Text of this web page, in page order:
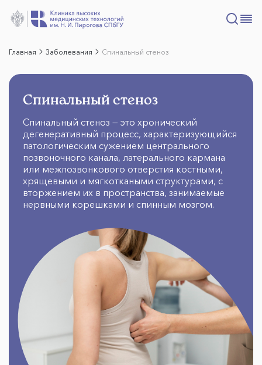
Главная Заболевания Спинальный стеноз
Спинальный стеноз
Спинальный стеноз — это хронический
дегенеративный процесс, характеризующийся
патологическим сужением центрального
позвоночного канала, латерального кармана
или межпозвонкового отверстия костными,
хрящевыми и мягкоткаными структурами, с
вторжением их в пространства, занимаемые
нервными корешками и спинным мозгом.